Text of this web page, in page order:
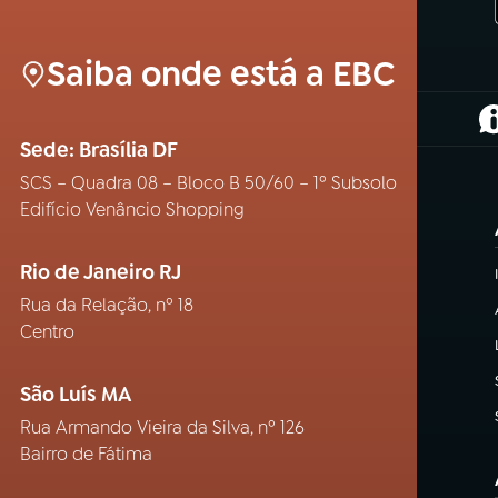
Saiba onde está a EBC
Sede: Brasília DF
SCS – Quadra 08 – Bloco B 50/60 – 1º Subsolo
Edifício Venâncio Shopping
Rio de Janeiro RJ
Rua da Relação, nº 18
Centro
São Luís MA
Rua Armando Vieira da Silva, nº 126
Bairro de Fátima